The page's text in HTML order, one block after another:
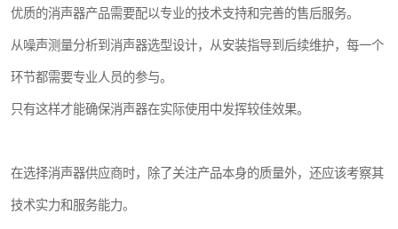
优质的消声器产品需要配以专业的技术支持和完善的售后服务。
从噪声测量分析到消声器选型设计，从安装指导到后续维护，每一个
环节都需要专业人员的参与。
只有这样才能确保消声器在实际使用中发挥较佳效果。
在选择消声器供应商时，除了关注产品本身的质量外，还应该考察其
技术实力和服务能力。